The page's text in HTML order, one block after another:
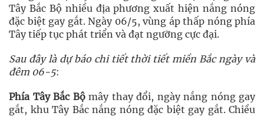
Tây Bắc Bộ nhiều địa phương xuất hiện nắng nóng
đặc biệt gay gắt. Ngày 06/5, vùng áp thấp nóng phía
Tây tiếp tục phát triển và đạt ngưỡng cực đại.
Sau đây là dự báo chi tiết thời tiết miền Bắc ngày và
đêm 06-5:
Phía Tây Bắc Bộ mây thay đổi, ngày nắng nóng gay
gắt, khu Tây Bắc nắng nóng đặc biệt gay gắt. Chiều